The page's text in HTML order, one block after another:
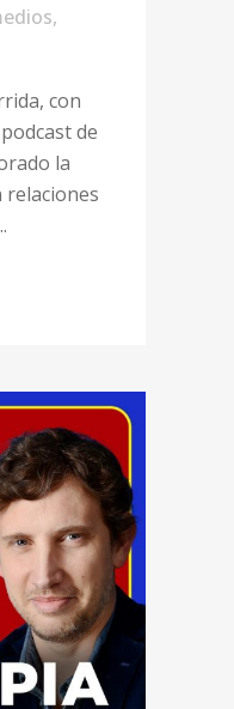
,
con
de
la
relaciones